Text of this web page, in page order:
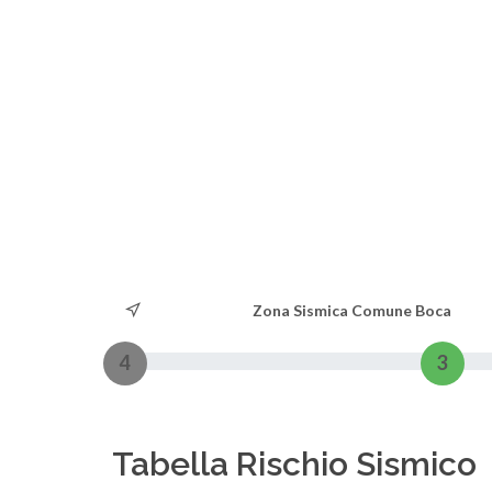
Zona Sismica Comune Boca
4 3
Tabella Rischio Sismico